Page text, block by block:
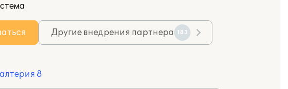
Другие внедрения партнера 183
8